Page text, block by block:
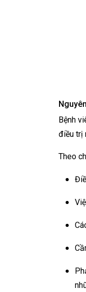
Bệnh
điều trị
Theo